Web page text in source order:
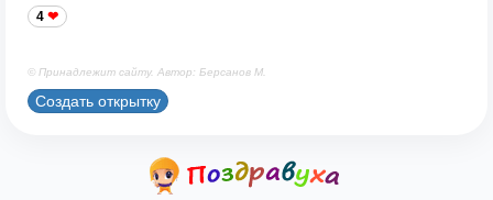
4
© Принадлежит сайту. Автор: Берсанов М.
Создать открытку